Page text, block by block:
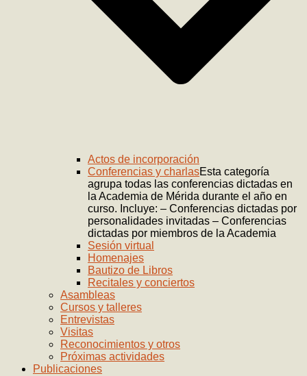
Actos de incorporación
Conferencias y charlasEsta categoría
agrupa todas las conferencias dictadas en
la Academia de Mérida durante el año en
curso. Incluye: – Conferencias dictadas por
personalidades invitadas – Conferencias
dictadas por miembros de la Academia
Sesión virtual
Homenajes
Bautizo de Libros
Recitales y conciertos
Asambleas
Cursos y talleres
Entrevistas
Visitas
Reconocimientos y otros
Próximas actividades
Publicaciones